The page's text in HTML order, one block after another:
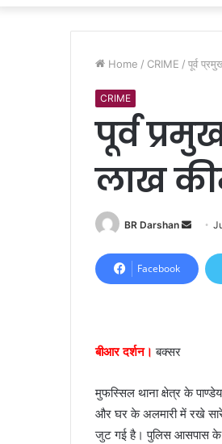
Home / CRIME / पूर्व
CRIME
पूर्व
लाख
BR Darshan
n
d
i
l
Facebook
बीआर दर्शन। बक्सर
मुफस्सिल थाना क्षेत्र के
और घर के अलमारी में रखे सारे
जुट गई है। पुलिस आसपास के